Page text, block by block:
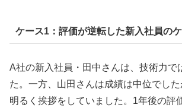
ケース1：評価が逆転した新入社員の
A社の新入社員・田中さんは、技術力で
た。一方、山田さんは成績は中位でし
明るく挨拶をしていました。1年後の評